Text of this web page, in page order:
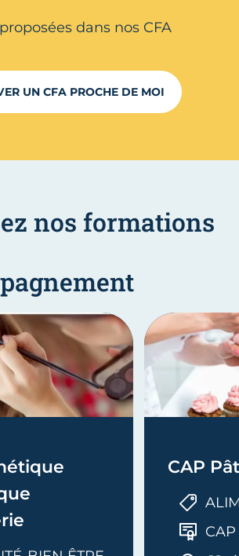
dans nos CFA
UN CFA PROCHE DE MOI
nos formations
CAP
CAP